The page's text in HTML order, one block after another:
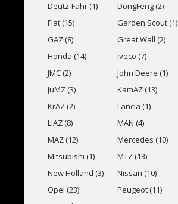
Deutz-Fahr (1)
DongFeng (2)
Fiat (15)
Garden Scout (1)
GAZ (8)
Great Wall (2)
Honda (14)
Iveco (7)
JMC (2)
John Deere (1)
JuMZ (3)
KamAZ (13)
KrAZ (2)
Lancia (1)
LiAZ (8)
MAN (4)
MAZ (12)
Mercedes (10)
Mitsubishi (1)
MTZ (13)
New Holland (3)
Nissan (10)
Opel (23)
Peugeot (11)